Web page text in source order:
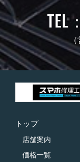
TEL
トップ
店舗案内
価格一覧